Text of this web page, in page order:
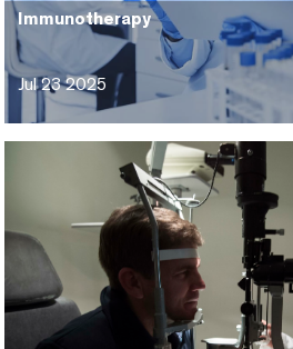
Immunotherapy
Jul 23 2025